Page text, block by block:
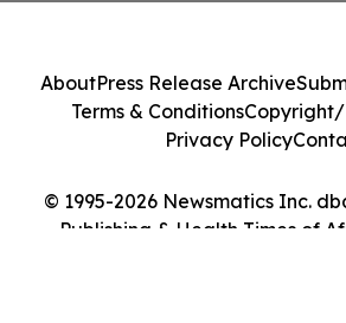
© 1995-2026 Newsmatics Inc.
Publishing & Health Times of
AboutPress Release Archive
Terms & ConditionsCopyright/
Privacy Policy